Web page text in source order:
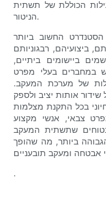
הכוללת של תשתית
הניטור.
החשוב ביותר
ביצועיהם, רבגוניותם
ביישומים ביתיים,
במחברים בעלי מפרט
של מערכת המעקב.
אותות יציב ולספק
בכל התקנת מצלמות
צבאי, אנשי מקצוע
בטוחים שתשתית המעקב
ביותר, מה שהופך
.